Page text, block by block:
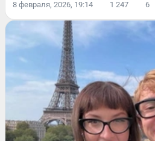
8 февраля, 2026, 19:14 1 247 6